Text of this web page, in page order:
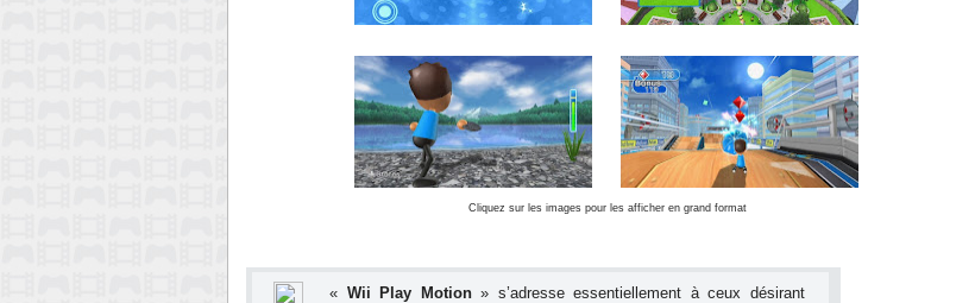
Cliquez sur les images pour les afficher en grand format
« Wii Play Motion» s’adresse essentiellement à ceux désirant